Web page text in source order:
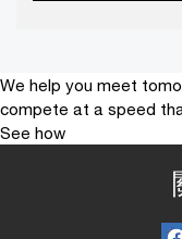
We help you meet
compete at a speed
See how